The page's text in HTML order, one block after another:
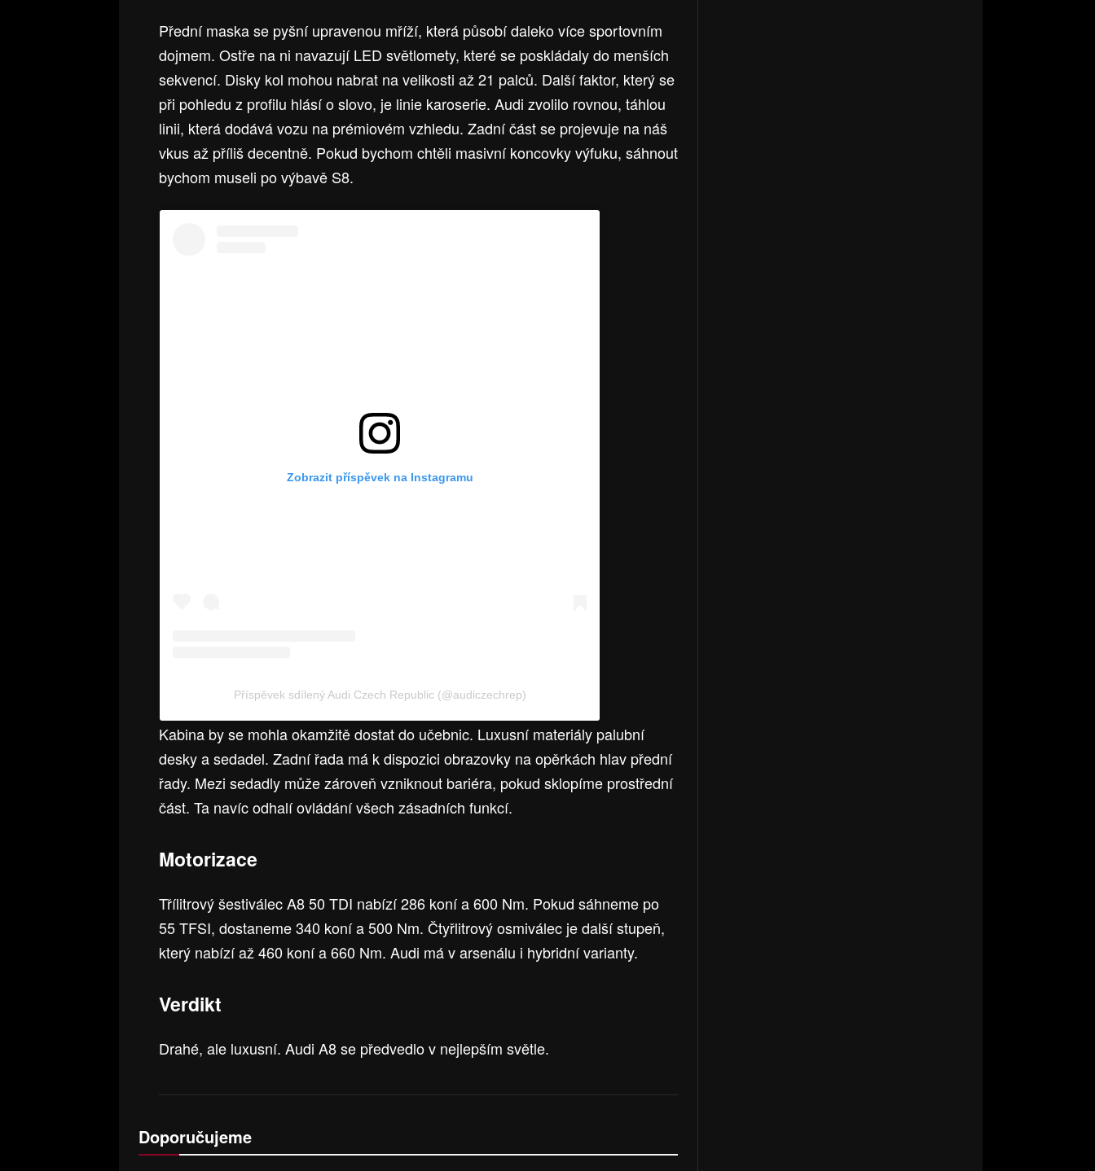
Přední maska se pyšní upravenou mříží, která působí daleko více sportovním
dojmem. Ostře na ni navazují LED světlomety, které se poskládaly do menších
sekvencí. Disky kol mohou nabrat na velikosti až 21 palců. Další faktor, který se
při pohledu z profilu hlásí o slovo, je linie karoserie. Audi zvolilo rovnou, táhlou
linii, která dodává vozu na prémiovém vzhledu. Zadní část se projevuje na náš
vkus až příliš decentně. Pokud bychom chtěli masivní koncovky výfuku, sáhnout
bychom museli po výbavě S8.
Zobrazit příspěvek na Instagramu
Příspěvek sdílený Audi Czech Republic (@audiczechrep)
Kabina by se mohla okamžitě dostat do učebnic. Luxusní materiály palubní
desky a sedadel. Zadní řada má k dispozici obrazovky na opěrkách hlav přední
řady. Mezi sedadly může zároveň vzniknout bariéra, pokud sklopíme prostřední
část. Ta navíc odhalí ovládání všech zásadních funkcí.
Motorizace
Třílitrový šestiválec A8 50 TDI nabízí 286 koní a 600 Nm. Pokud sáhneme po
55 TFSI, dostaneme 340 koní a 500 Nm. Čtyřlitrový osmiválec je další stupeň,
který nabízí až 460 koní a 660 Nm. Audi má v arsenálu i hybridní varianty.
Verdikt
Drahé, ale luxusní. Audi A8 se předvedlo v nejlepším světle.
Doporučujeme